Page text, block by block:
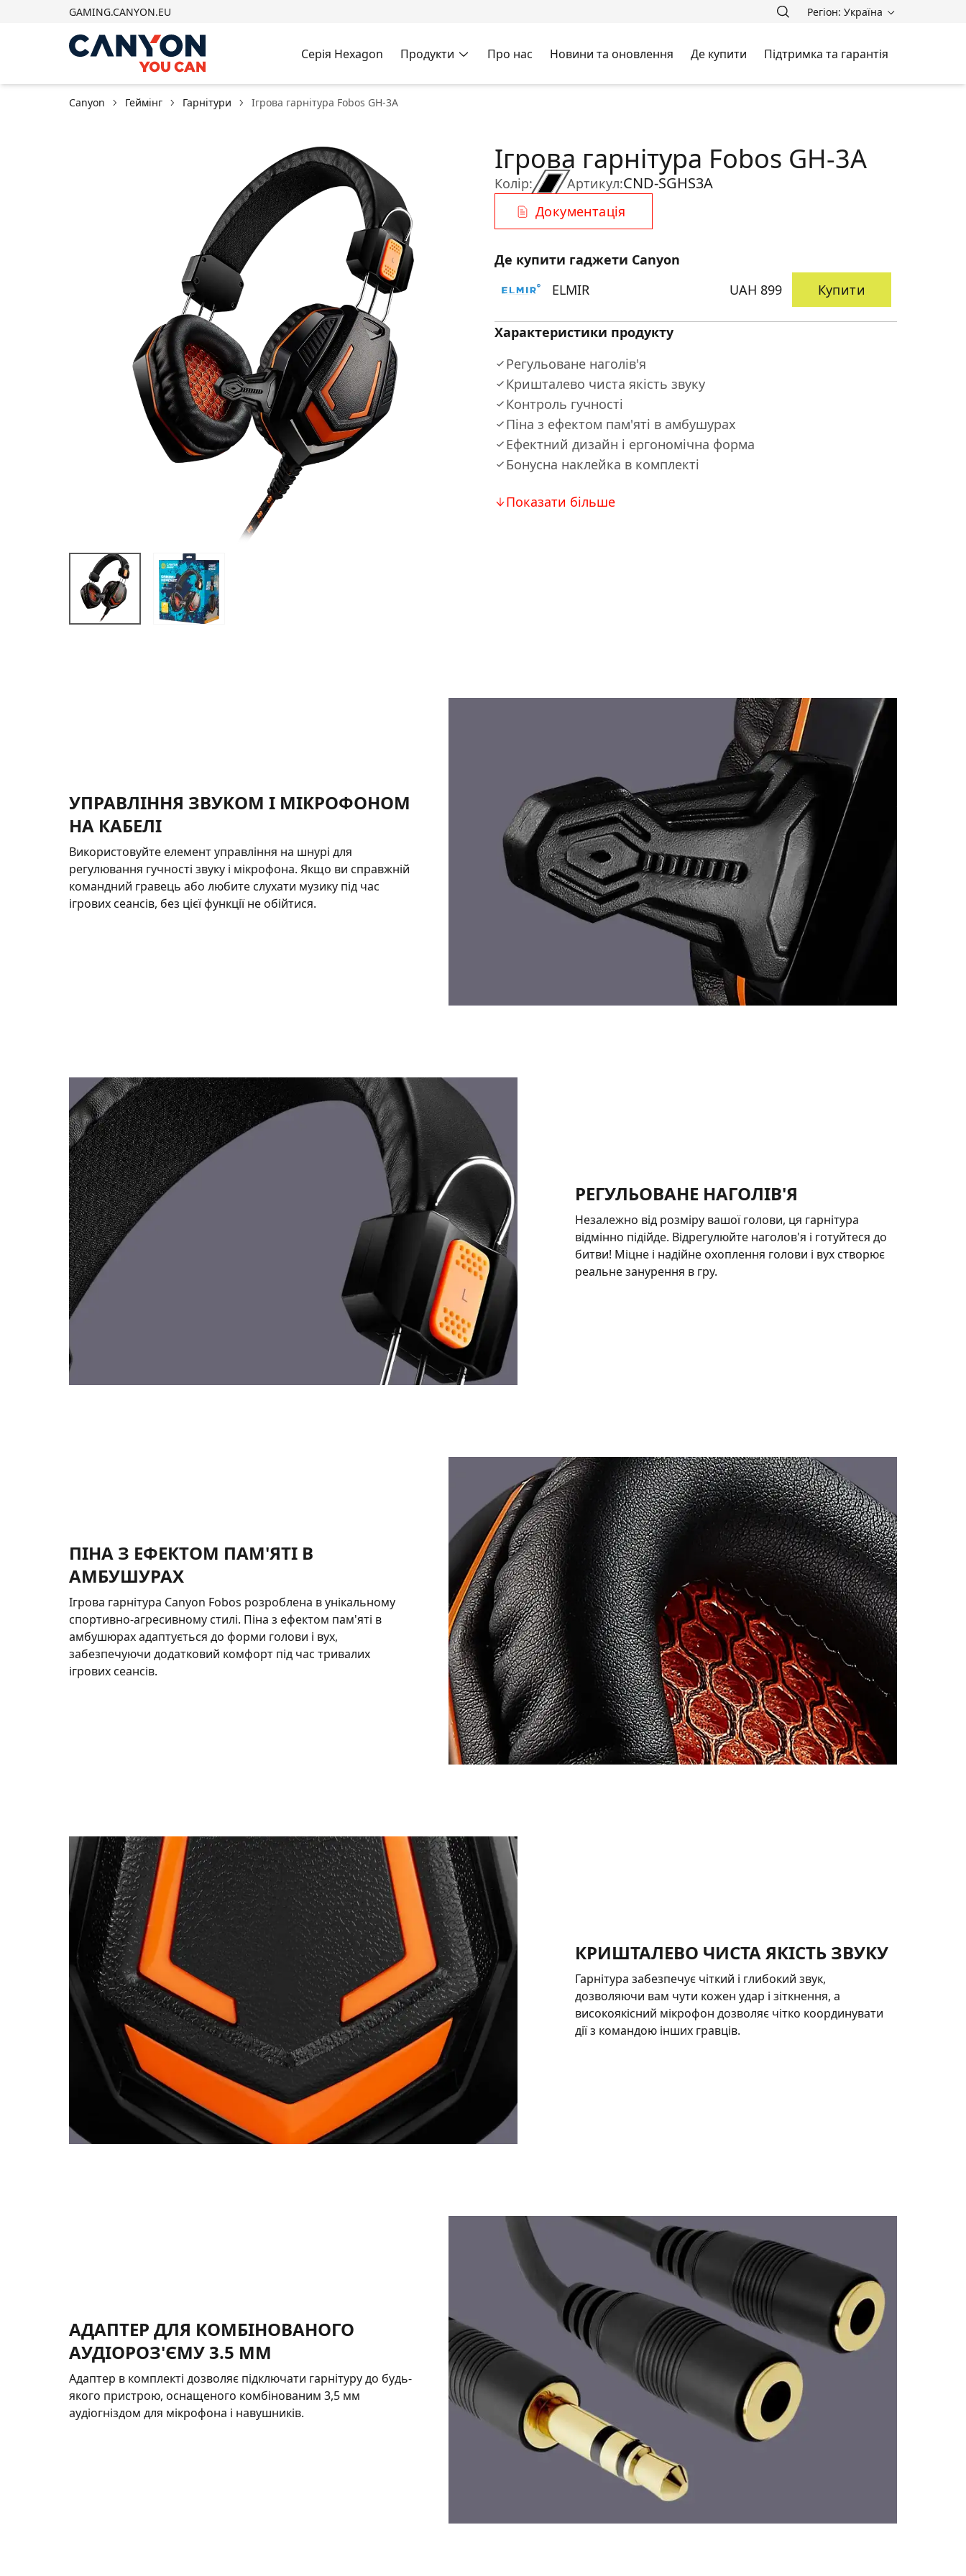
GAMING.CANYON.EU Регіон: Україна
Серія Hexagon Продукти Про нас Новини та оновлення Де купити Підтримка та гарантія
Canyon Геймінг Гарнітури Ігрова гарнітура Fobos GH-3A
Колір:
Ігрова гарнітура Fobos GH-3A
Артикул:CND-SGHS3A
Документація
Характеристики продукту
Регульоване наголів'я
Кришталево чиста якість звуку
Контроль гучності
Піна з ефектом пам'яті в амбушурах
Ефектний дизайн і ергономічна форма
Бонусна наклейка в комплекті
Показати більше
Де купити гаджети Canyon
ELMIR
UAH 899 Купити
УПРАВЛІННЯ ЗВУКОМ І МІКРОФОНОМ
НА КАБЕЛІ
Використовуйте елемент управління на шнурі для
регулювання гучності звуку і мікрофона. Якщо ви справжній
командний гравець або любите слухати музику під час
ігрових сеансів, без цієї функції не обійтися.
РЕГУЛЬОВАНЕ НАГОЛІВ'Я
Незалежно від розміру вашої голови, ця гарнітура
відмінно підійде. Відрегулюйте наголов'я і готуйтеся до
битви! Міцне і надійне охоплення голови і вух створює
реальне занурення в гру.
ПІНА З ЕФЕКТОМ ПАМ'ЯТІ В
АМБУШУРАХ
Ігрова гарнітура Canyon Fobos розроблена в унікальному
спортивно-агресивному стилі. Піна з ефектом пам'яті в
амбушюрах адаптується до форми голови і вух,
забезпечуючи додатковий комфорт під час тривалих
ігрових сеансів.
КРИШТАЛЕВО ЧИСТА ЯКІСТЬ ЗВУКУ
Гарнітура забезпечує чіткий і глибокий звук,
дозволяючи вам чути кожен удар і зіткнення, а
високоякісний мікрофон дозволяє чітко координувати
дії з командою інших гравців.
АДАПТЕР ДЛЯ КОМБІНОВАНОГО
АУДІОРОЗ'ЄМУ 3.5 ММ
Адаптер в комплекті дозволяє підключати гарнітуру до будь-
якого пристрою, оснащеного комбінованим 3,5 мм
аудіогніздом для мікрофона і навушників.